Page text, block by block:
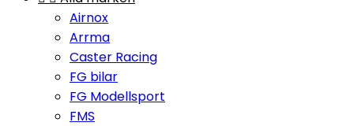
Airnox
Arrma
Caster Racing
FG bilar
FG Modellsport
FMS